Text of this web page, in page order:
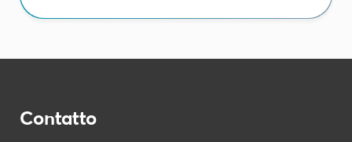
Contatto